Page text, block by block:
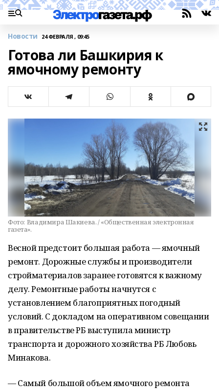
Новости 24 ФЕВРАЛЯ , 09:45
Готова ли Башкирия к
ямочному ремонту
Фото: Владимира Шакиева. / «Общественная электронная
газета».
Весной предстоит большая работа — ямочный
ремонт. Дорожные службы и производители
стройматериалов заранее готовятся к важному
делу. Ремонтные работы начнутся с
установлением благоприятных погодный
условий. С докладом на оперативном совещании
в правительстве РБ выступила министр
транспорта и дорожного хозяйства РБ Любовь
Минакова.
— Самый большой объем ямочного ремонта